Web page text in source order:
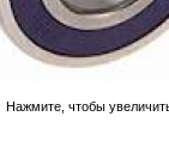
Нажмите, чтобы